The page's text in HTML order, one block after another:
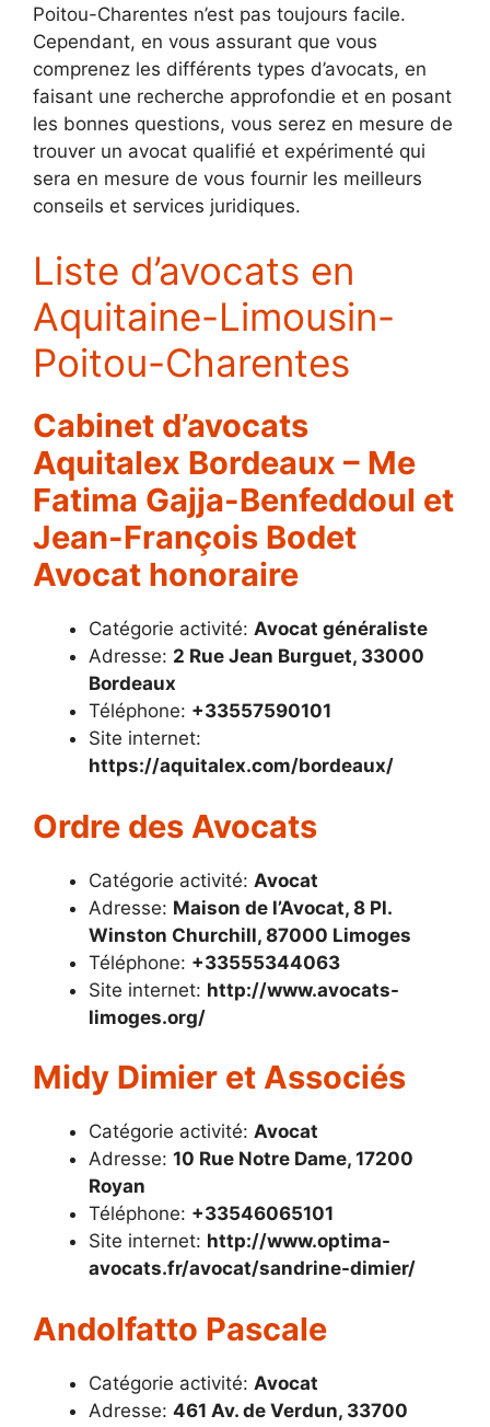
Poitou-Charentes n’est pas toujours facile.
Cependant, en vous assurant que vous
comprenez les différents types d’avocats, en
faisant une recherche approfondie et en posant
les bonnes questions, vous serez en mesure de
trouver un avocat qualifié et expérimenté qui
sera en mesure de vous fournir les meilleurs
conseils et services juridiques.
Liste d’avocats en
Aquitaine-Limousin-
Poitou-Charentes
Cabinet d’avocats
Aquitalex Bordeaux – Me
Fatima Gajja-Benfeddoul et
Jean-François Bodet
Avocat honoraire
Catégorie activité: Avocat généraliste
Adresse: 2 Rue Jean Burguet, 33000
Bordeaux
Téléphone: +33557590101
Site internet:
https://aquitalex.com/bordeaux/
Ordre des Avocats
Catégorie activité: Avocat
Adresse: Maison de l’Avocat, 8 Pl.
Winston Churchill, 87000 Limoges
Téléphone: +33555344063
Site internet: http://www.avocats-
limoges.org/
Midy Dimier et Associés
Catégorie activité: Avocat
Adresse: 10 Rue Notre Dame, 17200
Royan
Téléphone: +33546065101
Site internet: http://www.optima-
avocats.fr/avocat/sandrine-dimier/
Andolfatto Pascale
Catégorie activité: Avocat
Adresse: 461 Av. de Verdun, 33700